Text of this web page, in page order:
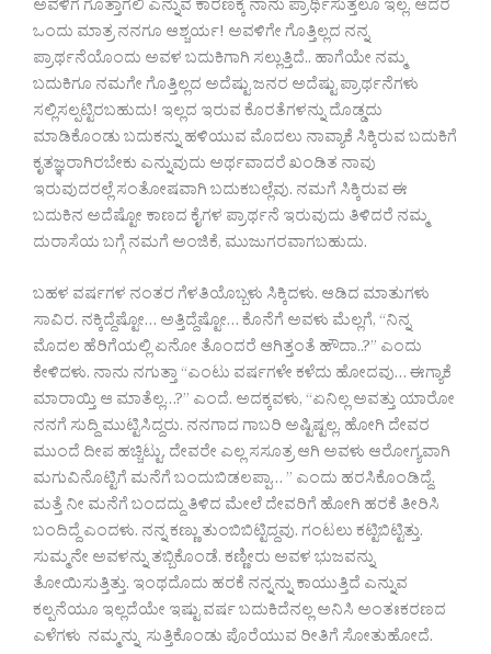
ಅವಳಿಗೆ ಗೊತ್ತಾಗಲಿ ಎನ್ನುವ ಕಾರಣಕ್ಕೆ ನಾನು ಪ್ರಾರ್ಥಿಸುತ್ತಲೂ ಇಲ್ಲ. ಆದರೆ
ಒಂದು ಮಾತ್ರ ನನಗೂ ಆಶ್ಚರ್ಯ! ಅವಳಿಗೇ ಗೊತ್ತಿಲ್ಲದ ನನ್ನ
ಪ್ರಾರ್ಥನೆಯೊಂದು ಅವಳ ಬದುಕಿಗಾಗಿ ಸಲ್ಲುತ್ತಿದೆ.. ಹಾಗೆಯೇ ನಮ್ಮ
ಬದುಕಿಗೂ ನಮಗೇ ಗೊತ್ತಿಲ್ಲದ ಅದೆಷ್ಟು ಜನರ ಅದೆಷ್ಟು ಪ್ರಾರ್ಥನೆಗಳು
ಸಲ್ಲಿಸಲ್ಪಟ್ಟಿರಬಹುದು! ಇಲ್ಲದ ಇರುವ ಕೊರತೆಗಳನ್ನು ದೊಡ್ಡದು
ಮಾಡಿಕೊಂಡು ಬದುಕನ್ನು ಹಳಿಯುವ ಮೊದಲು ನಾವ್ಯಾಕೆ ಸಿಕ್ಕಿರುವ ಬದುಕಿಗೆ
ಕೃತಜ್ಞರಾಗಿರಬೇಕು ಎನ್ನುವುದು ಅರ್ಥವಾದರೆ ಖಂಡಿತ ನಾವು
ಇರುವುದರಲ್ಲೆ ಸಂತೋಷವಾಗಿ ಬದುಕಬಲ್ಲೆವು. ನಮಗೆ ಸಿಕ್ಕಿರುವ ಈ
ಬದುಕಿನ ಅದೆಷ್ಟೋ ಕಾಣದ ಕೈಗಳ ಪ್ರಾರ್ಥನೆ ಇರುವುದು ತಿಳಿದರೆ ನಮ್ಮ
ದುರಾಸೆಯ ಬಗ್ಗೆ ನಮಗೆ ಅಂಜಿಕೆ, ಮುಜುಗರವಾಗಬಹುದು.
ಬಹಳ ವರ್ಷಗಳ ನಂತರ ಗೆಳತಿಯೊಬ್ಬಳು ಸಿಕ್ಕಿದಳು. ಆಡಿದ ಮಾತುಗಳು
ಸಾವಿರ. ನಕ್ಕಿದ್ದೆಷ್ಟೋ… ಅತ್ತಿದ್ದೆಷ್ಟೋ… ಕೊನೆಗೆ ಅವಳು ಮೆಲ್ಲಗೆ, “ನಿನ್ನ
ಮೊದಲ ಹೆರಿಗೆಯಲ್ಲಿ ಏನೋ ತೊಂದರೆ ಆಗಿತ್ತಂತೆ ಹೌದಾ..?” ಎಂದು
ಕೇಳಿದಳು. ನಾನು ನಗುತ್ತಾ “ಎಂಟು ವರ್ಷಗಳೇ ಕಳೆದು ಹೋದವು… ಈಗ್ಯಾಕೆ
ಮಾರಾಯ್ತಿ ಆ ಮಾತೆಲ್ಲ…?” ಎಂದೆ. ಅದಕ್ಕವಳು, “ಏನಿಲ್ಲ ಅವತ್ತು ಯಾರೋ
ನನಗೆ ಸುದ್ದಿ ಮುಟ್ಟಿಸಿದ್ದರು. ನನಗಾದ ಗಾಬರಿ ಅಷ್ಟಿಷ್ಟಲ್ಲ, ಹೋಗಿ ದೇವರ
ಮುಂದೆ ದೀಪ ಹಚ್ಚಿಟ್ಟು, ದೇವರೇ ಎಲ್ಲ ಸಸೂತ್ರ ಆಗಿ ಅವಳು ಆರೋಗ್ಯವಾಗಿ
ಮಗುವಿನೊಟ್ಟಿಗೆ ಮನೆಗೆ ಬಂದುಬಿಡಲಪ್ಪಾ… ” ಎಂದು ಹರಸಿಕೊಂಡಿದ್ದೆ.
ಮತ್ತೆ ನೀ ಮನೆಗೆ ಬಂದದ್ದು ತಿಳಿದ ಮೇಲೆ ದೇವರಿಗೆ ಹೋಗಿ ಹರಕೆ ತೀರಿಸಿ
ಬಂದಿದ್ದೆ ಎಂದಳು. ನನ್ನ ಕಣ್ಣು ತುಂಬಿಬಿಟ್ಟಿದ್ದವು. ಗಂಟಲು ಕಟ್ಟಿಬಿಟ್ಟಿತ್ತು.
ಸುಮ್ಮನೇ ಅವಳನ್ನು ತಬ್ಬಿಕೊಂಡೆ. ಕಣ್ಣೀರು ಅವಳ ಭುಜವನ್ನು
ತೋಯಿಸುತ್ತಿತ್ತು. ಇಂಥದೊದು ಹರಕೆ ನನ್ನನ್ನು ಕಾಯುತ್ತಿದೆ ಎನ್ನುವ
ಕಲ್ಪನೆಯೂ ಇಲ್ಲದೆಯೇ ಇಷ್ಟು ವರ್ಷ ಬದುಕಿದೆನಲ್ಲ ಅನಿಸಿ ಅಂತಃಕರಣದ
ಎಳೆಗಳು ನಮ್ಮನ್ನು ಸುತ್ತಿಕೊಂಡು ಪೊರೆಯುವ ರೀತಿಗೆ ಸೋತುಹೋದೆ.